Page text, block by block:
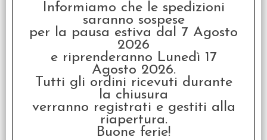
Werewolf L’Apocalisse -
Sussidi per il Narratore
€24,90
Informiamo che le spedizioni
saranno sospese
per la pausa estiva dal 7 Agosto
2026
e riprenderanno Lunedì 17
Agosto 2026.
Tutti gli ordini ricevuti durante
la chiusura
verranno registrati e gestiti alla
riapertura.
Buone ferie!